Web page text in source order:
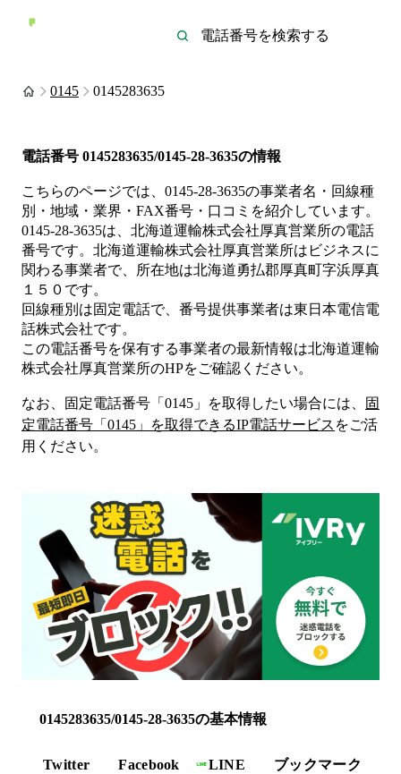
0145 0145283635
電話番号 0145283635/0145-28-3635の情報
こちらのページでは、 0145-28-3635の事業者名・回線種
別・地域・業界・FAX番号・口コミを紹介しています。
0145-28-3635は、 北海道運輸株式会社厚真営業所の電話
番号です。 北海道運輸株式会社厚真営業所は ビジネスに
関わる事業者で、所在地は北海道勇払郡厚真町字浜厚真
１５０ です。
回線種別は固定電話で、番号提供事業者は東日本電信電
話株式会社です。
この電話番号を保有する事業者の最新情報は北海道運輸
株式会社厚真営業所のHPをご確認ください。
なお、固定電話番号「 0145 」を取得したい場合には、
固
定電話番号「 0145 」を取得できるIP電話サービス をご活
用ください。
0145283635/0145-28-3635の基本情報
Twitter Facebook LINE
ブックマーク